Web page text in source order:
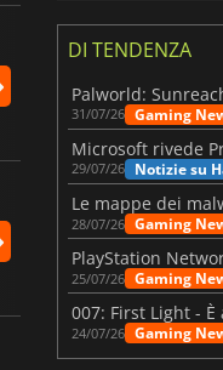
DI TENDENZA
31/07/26 Gaming
Microsoft rivede
29/07/26 Notizie su
28/07/26 Gaming
25/07/26 Gaming
24/07/26 Gaming